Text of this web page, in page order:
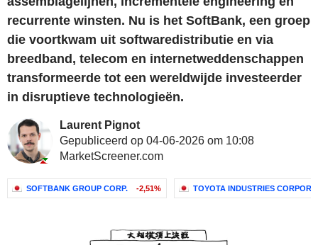
recurrente winsten. Nu is het SoftBank, een groep
die voortkwam uit softwaredistributie en via
breedband, telecom en internetweddenschappen
transformeerde tot een wereldwijde investeerder
in disruptieve technologieën.
Laurent Pignot
Gepubliceerd op 04-06-2026 om 10:08
MarketScreener.com
SOFTBANK GROUP CORP. -2,51% TOYOTA INDUSTRIES